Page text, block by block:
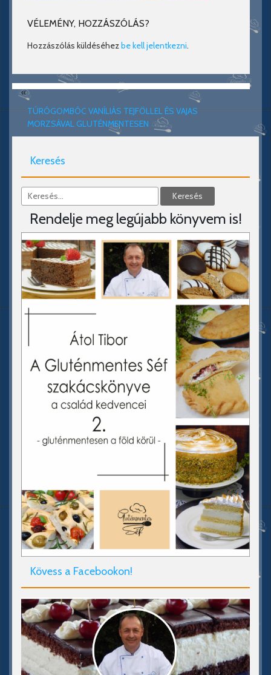
VÉLEMÉNY, HOZZÁSZÓLÁS?
Hozzászólás küldéséhezbe kell jelentkezni.
«
TÚRÓGOMBÓC VANÍLIÁS TEJFÖLLEL ÉS VAJAS
MORZSÁVAL GLUTÉNMENTESEN
Keresés
Rendelje meg legújabb könyvem is!
Kövess a Facebookon!